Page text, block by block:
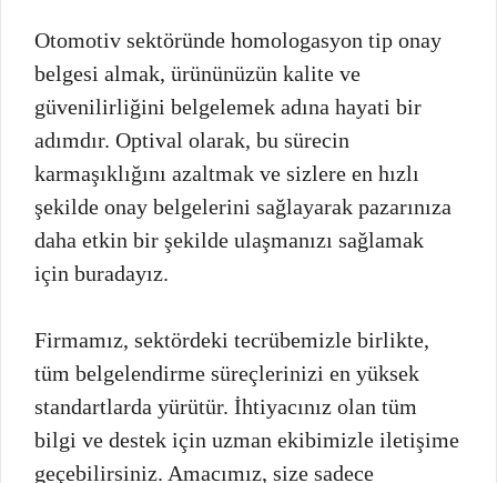
Otomotiv sektöründe homologasyon tip onay
belgesi almak, ürününüzün kalite ve
güvenilirliğini belgelemek adına hayati bir
adımdır. Optival olarak, bu sürecin
karmaşıklığını azaltmak ve sizlere en hızlı
şekilde onay belgelerini sağlayarak pazarınıza
daha etkin bir şekilde ulaşmanızı sağlamak
için buradayız.
Firmamız, sektördeki tecrübemizle birlikte,
tüm belgelendirme süreçlerinizi en yüksek
standartlarda yürütür. İhtiyacınız olan tüm
bilgi ve destek için uzman ekibimizle iletişime
geçebilirsiniz. Amacımız, size sadece